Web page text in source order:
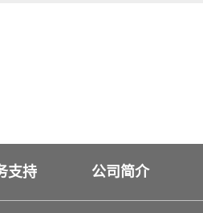
支持 公司简介